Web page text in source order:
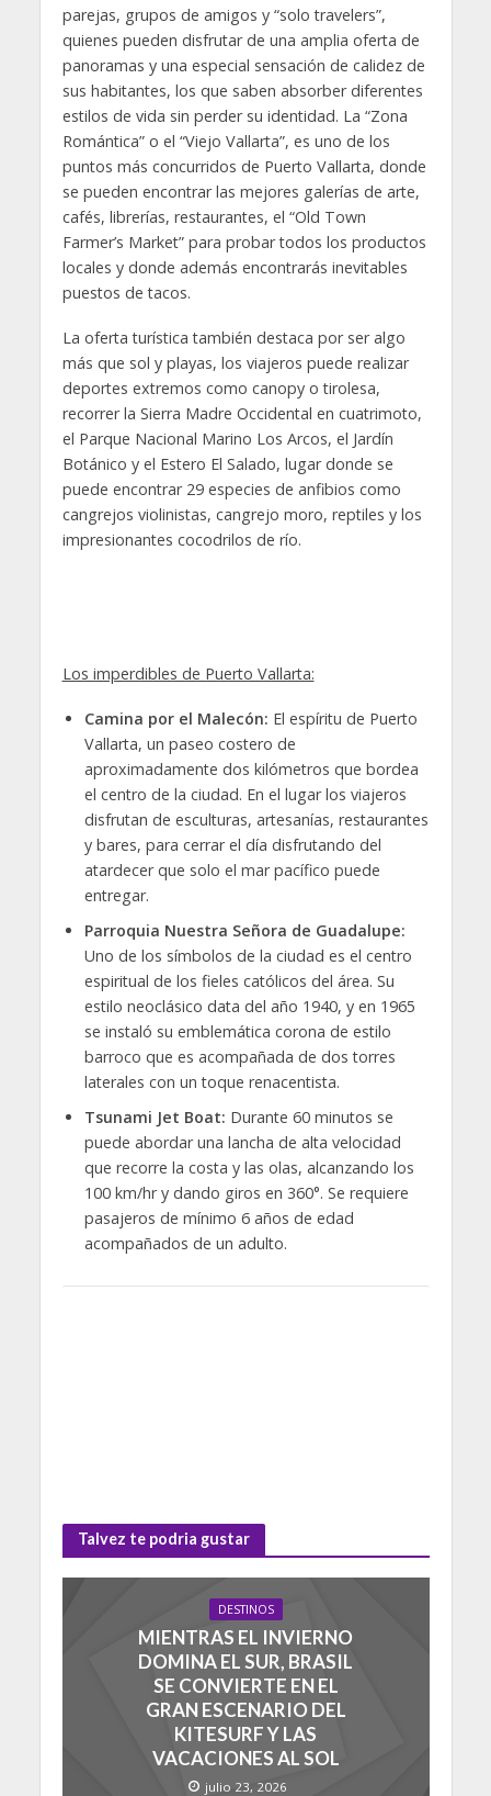
parejas, grupos de amigos y “solo travelers”,
quienes pueden disfrutar de una amplia oferta de
panoramas y una especial sensación de calidez de
sus habitantes, los que saben absorber diferentes
estilos de vida sin perder su identidad. La “Zona
Romántica” o el “Viejo Vallarta”, es uno de los
puntos más concurridos de Puerto Vallarta, donde
se pueden encontrar las mejores galerías de arte,
cafés, librerías, restaurantes, el “Old Town
Farmer’s Market” para probar todos los productos
locales y donde además encontrarás inevitables
puestos de tacos.
La oferta turística también destaca por ser algo
más que sol y playas, los viajeros puede realizar
deportes extremos como canopy o tirolesa,
recorrer la Sierra Madre Occidental en cuatrimoto,
el Parque Nacional Marino Los Arcos, el Jardín
Botánico y el Estero El Salado, lugar donde se
puede encontrar 29 especies de anfibios como
cangrejos violinistas, cangrejo moro, reptiles y los
impresionantes cocodrilos de río.
Los imperdibles de Puerto Vallarta:
Camina por el Malecón: El espíritu de Puerto
Vallarta, un paseo costero de
aproximadamente dos kilómetros que bordea
el centro de la ciudad. En el lugar los viajeros
disfrutan de esculturas, artesanías, restaurantes
y bares, para cerrar el día disfrutando del
atardecer que solo el mar pacífico puede
entregar.
Parroquia Nuestra Señora de Guadalupe:
Uno de los símbolos de la ciudad es el centro
espiritual de los fieles católicos del área. Su
estilo neoclásico data del año 1940, y en 1965
se instaló su emblemática corona de estilo
barroco que es acompañada de dos torres
laterales con un toque renacentista.
Tsunami Jet Boat: Durante 60 minutos se
puede abordar una lancha de alta velocidad
que recorre la costa y las olas, alcanzando los
100 km/hr y dando giros en 360°. Se requiere
pasajeros de mínimo 6 años de edad
acompañados de un adulto.
Talvez te podria gustar
DESTINOS
MIENTRAS EL INVIERNO
DOMINA EL SUR, BRASIL
SE CONVIERTE EN EL
GRAN ESCENARIO DEL
KITESURF Y LAS
VACACIONES AL SOL
julio 23, 2026